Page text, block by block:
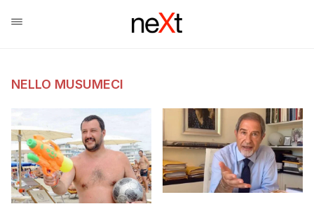
NELLO MUSUMECI